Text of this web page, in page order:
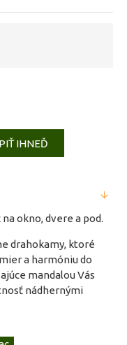
IHNEĎ
okno, dvere a pod.
drahokamy, ktoré
a harmóniu do
mandalou Vás
nádhernými